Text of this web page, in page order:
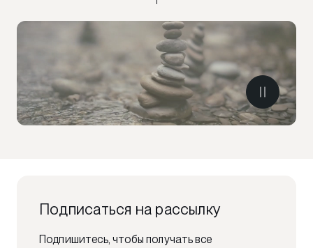
Подписаться на рассылку
Подпишитесь, чтобы получать все